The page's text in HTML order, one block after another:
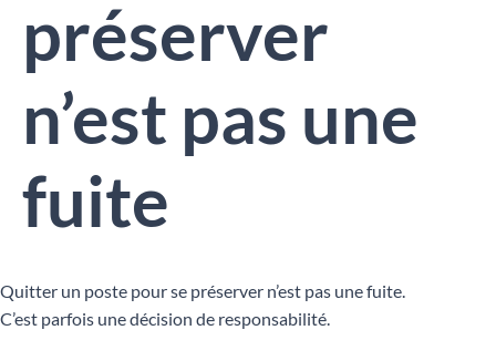
préserver
n’est pas une
fuite
Quitter un poste pour se préserver n’est pas une fuite.
C’est parfois une décision de responsabilité.